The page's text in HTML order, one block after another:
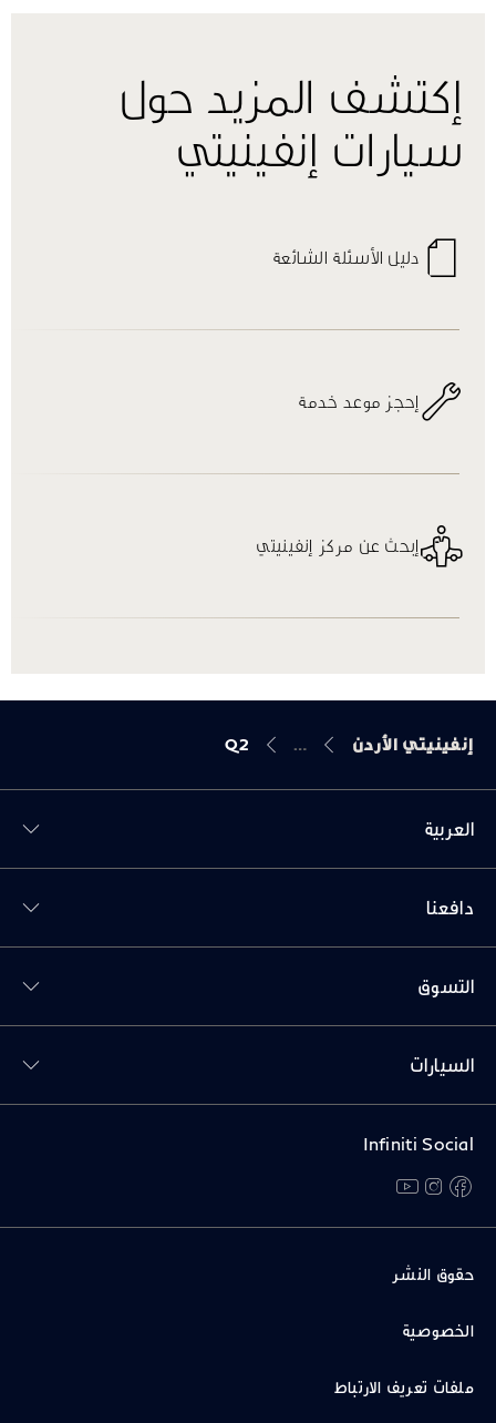
إكتشف المزيد حول
سيارات إنفينيتي
دليل الأسئلة الشائعة
إحجز موعد خدمة
إبحث عن مركز إنفينيتي
إنفينيتي الأردن Q2
العربية
دافعنا
التسوق
السيارات
Infiniti Social
facebook
instagram
حقوق النشر
الخصوصية
ملفات تعريف الارتباط